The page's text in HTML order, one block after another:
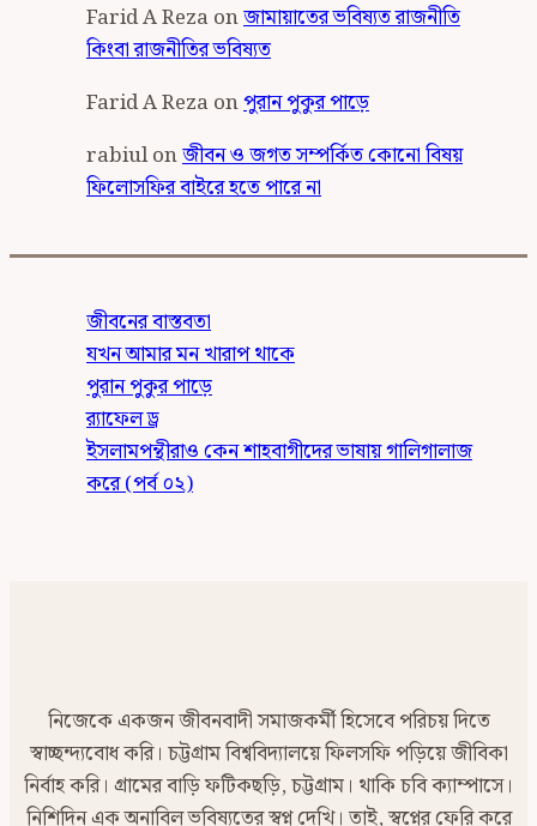
Farid A Reza onজামায়াতের ভবিষ্যত রাজনীতি
কিংবা রাজনীতির ভবিষ্যত
Farid A Reza onপুরান পুকুর পাড়ে
rabiulonজীবন ও জগত সম্পর্কিত কোনো বিষয়
ফিলোসফির বাইরে হতে পারে না
জীবনের বাস্তবতা
যখন আমার মন খারাপ থাকে
পুরান পুকুর পাড়ে
র‍্যাফেল ড্র
ইসলামপন্থীরাও কেন শাহবাগীদের ভাষায় গালিগালাজ
করে (পর্ব ০২)
নিজেকে একজন জীবনবাদী সমাজকর্মী হিসেবে পরিচয় দিতে
স্বাচ্ছন্দ্যবোধ করি। চট্টগ্রাম বিশ্ববিদ্যালয়ে ফিলসফি পড়িয়ে জীবিকা
নির্বাহ করি। গ্রামের বাড়ি ফটিকছড়ি, চট্টগ্রাম। থাকি চবি ক্যাম্পাসে।
নিশিদিন এক অনাবিল ভবিষ্যতের স্বপ্ন দেখি। তাই, স্বপ্নের ফেরি করে